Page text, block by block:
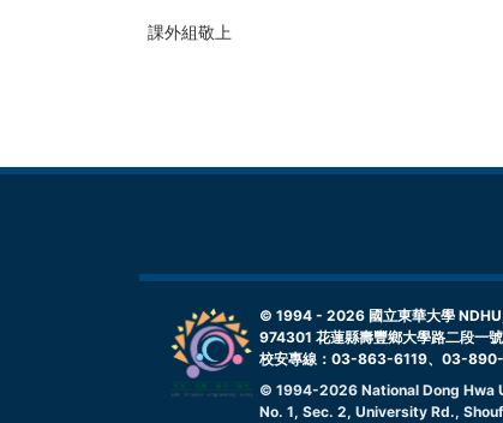
課外組敬上
© 1994 - 2026 國立東華大學
974301 花蓮縣壽豐鄉大學路二段一
校安專線：03-863-6119、03-
© 1994-2026 National Dong Hwa
No. 1, Sec. 2, University Rd.,